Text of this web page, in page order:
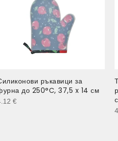
ръкавици за
до 250°C, 37,5 x 14 см
€